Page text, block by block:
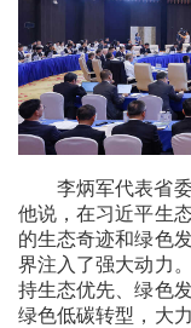
李炳军代表省
他说，在习近平生
的生态奇迹和绿色
界注入了强大动力
持生态优先、绿色
绿色低碳转型，大